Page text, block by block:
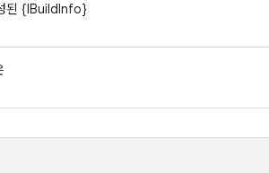
된 {IBuildInfo}